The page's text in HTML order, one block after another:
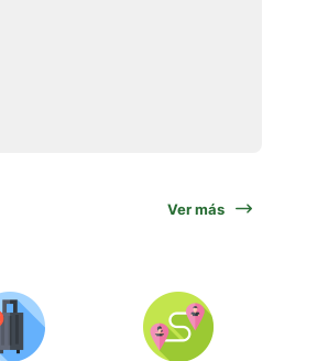
Ver más